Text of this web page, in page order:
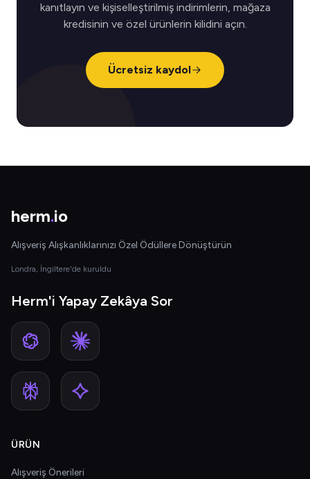
kanıtlayın ve kişiselleştirilmiş indirimlerin, mağaza
kredisinin ve özel ürünlerin kilidini açın.
Ücretsiz kaydol
herm.io
Alışveriş Alışkanlıklarınızı Özel Ödüllere Dönüştürün
Londra, İngiltere'de kuruldu
Herm'i Yapay Zekâya Sor
ÜRÜN
Alışveriş Önerileri